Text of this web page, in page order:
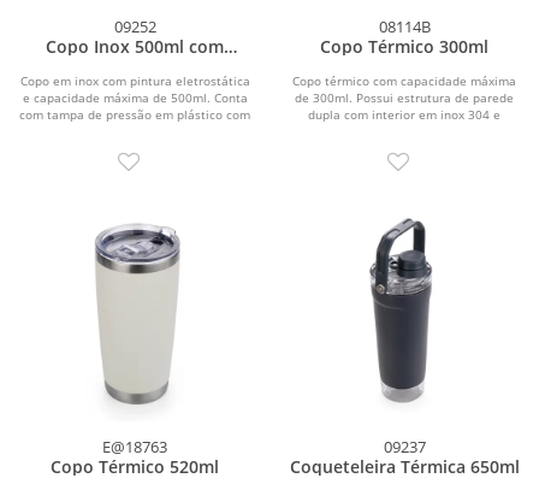
09252
Copo Inox 500ml com
Copo em inox com pintura eletrostática
e capacidade máxima de 500ml. Conta
com tampa de pressão em plástico com
08114B
Copo Térmico 300ml
Copo térmico com capacidade máxima
de 300ml. Possui estrutura de parede
dupla com interior em inox 304 e
E@18763
Copo Térmico 520ml
09237
Coqueteleira Térmica 650ml